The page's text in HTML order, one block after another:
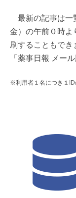
最新の記事は一
金）の午前０時よ
刷することもで
「薬事日報 メー
※利用者１名につき１ID